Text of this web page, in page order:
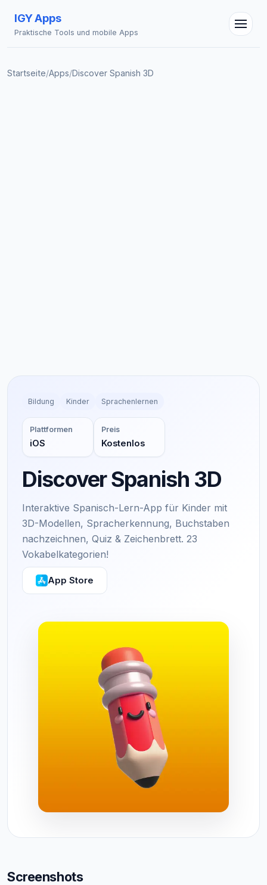
IGY Apps
Praktische Tools und mobile Apps
Startseite/Apps/Discover Spanish 3D
Bildung Kinder Sprachenlernen
Plattformen
iOS
Preis
Kostenlos
Discover Spanish 3D
Interaktive Spanisch-Lern-App für Kinder mit
3D-Modellen, Spracherkennung, Buchstaben
nachzeichnen, Quiz & Zeichenbrett. 23
Vokabelkategorien!
App Store
Screenshots